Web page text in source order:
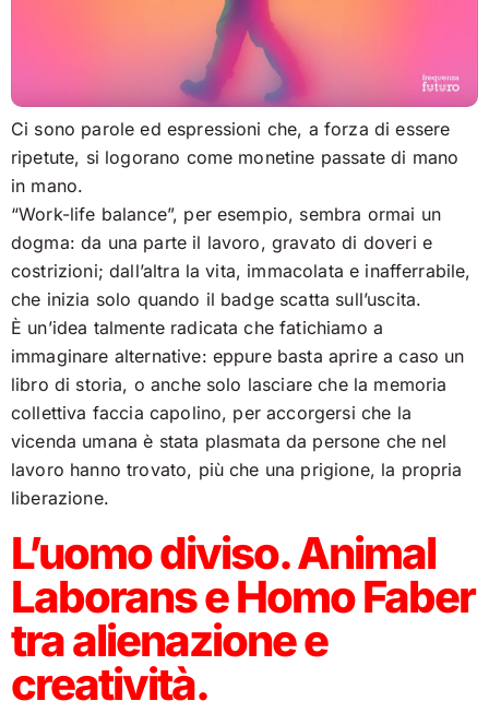
Ci sono parole ed espressioni che, a forza di essere
ripetute, si logorano come monetine passate di mano
in mano.
“Work-life balance”, per esempio, sembra ormai un
dogma: da una parte il lavoro, gravato di doveri e
costrizioni; dall’altra la vita, immacolata e inafferrabile,
che inizia solo quando il badge scatta sull’uscita.
È un’idea talmente radicata che fatichiamo a
immaginare alternative: eppure basta aprire a caso un
libro di storia, o anche solo lasciare che la memoria
collettiva faccia capolino, per accorgersi che la
vicenda umana è stata plasmata da persone che nel
lavoro hanno trovato, più che una prigione, la propria
liberazione.
L’uomo diviso. Animal
Laborans e Homo Faber
tra alienazione e
creatività.